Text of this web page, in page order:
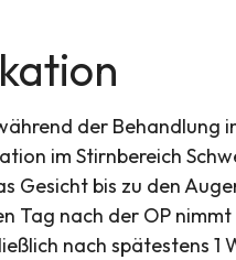
der Behandlung
im Stirnbereich
Gesicht bis zu den
Tag nach der OP nimmt
nach spätestens 1